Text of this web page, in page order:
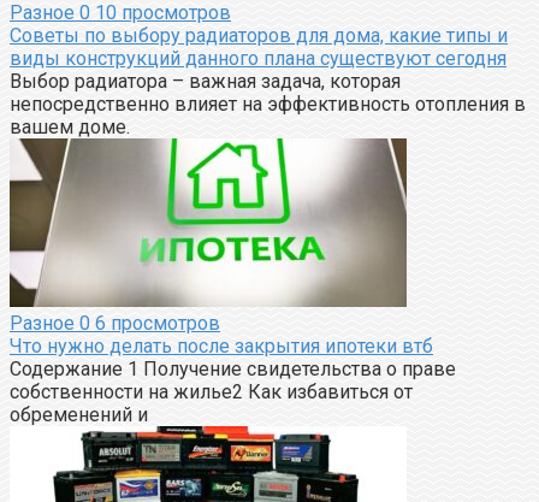
Разное 0 10 просмотров
Советы по выбору радиаторов для дома, какие типы и
виды конструкций данного плана существуют сегодня
Выбор радиатора – важная задача, которая
непосредственно влияет на эффективность отопления в
вашем доме.
Разное 0 6 просмотров
Что нужно делать после закрытия ипотеки втб
Содержание 1 Получение свидетельства о праве
собственности на жилье2 Как избавиться от
обременений и